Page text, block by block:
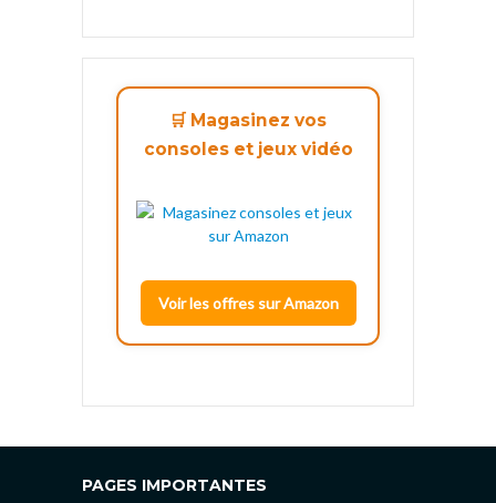
🛒 Magasinez vos
consoles et jeux vidéo
Voir les offres sur Amazon
PAGES IMPORTANTES